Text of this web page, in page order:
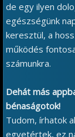
de egy ilyen
egészségünk
keresztül, a
működés
számunkra.
Dehát más
bénaságotok!
Tudom, írhatok
egyetértek, ez